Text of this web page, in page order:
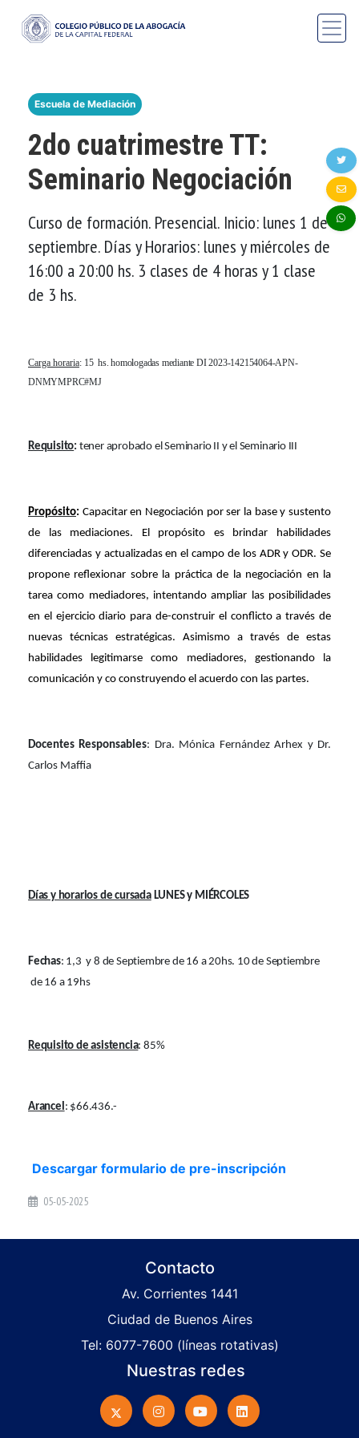
Escuela de Mediación
2do cuatrimestre TT:
Seminario Negociación
Curso de formación. Presencial. Inicio: lunes 1 de
septiembre. Días y Horarios: lunes y miércoles de
16:00 a 20:00 hs. 3 clases de 4 horas y 1 clase
de 3 hs.
Carga horaria: 15 hs. homologadas mediante DI 2023-142154064-APN-
DNMYMPRC#MJ
Requisito: tener aprobado el Seminario II y el Seminario III
Propósito: Capacitar en Negociación por ser la base y sustento
de las mediaciones. El propósito es brindar habilidades
diferenciadas y actualizadas en el campo de los ADR y ODR. Se
propone reflexionar sobre la práctica de la negociación en la
tarea como mediadores, intentando ampliar las posibilidades
en el ejercicio diario para de-construir el conflicto a través de
nuevas técnicas estratégicas. Asimismo a través de estas
habilidades legitimarse como mediadores, gestionando la
comunicación y co construyendo el acuerdo con las partes.
Docentes Responsables: Dra. Mónica Fernández Arhex y Dr.
Carlos Maffia
Días y horarios de cursadaLUNES y MIÉRCOLES
Fechas: 1,3 y 8 de Septiembre de 16 a 20hs. 10 de Septiembre
de 16 a 19hs
Requisito de asistencia: 85%
Arancel : $66.436.-
Descargar formulario de pre-inscripción
05-05-2025
Contacto
Av. Corrientes 1441
Ciudad de Buenos Aires
Tel: 6077-7600 (líneas rotativas)
Nuestras redes